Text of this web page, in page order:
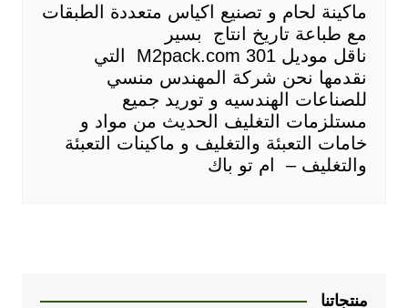
ماكينة لحام و تصنيع اكياس متعددة الطبقات
مع طباعة تاريخ انتاج بسير
ناقل موديل M2pack.com 301 التي
نقدمها نحن شركة المهندس منسي
للصناعات الهندسيه و توريد جميع
مستلزمات التغليف الحديث من مواد و
خامات التعبئة والتغليف و ماكينات التعبئة
والتغليف – ام تو باك
منتجاتنا